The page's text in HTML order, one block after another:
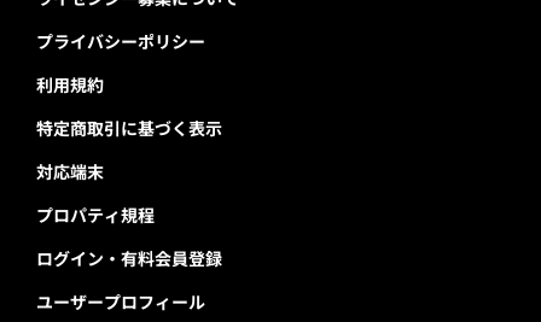
プライバシーポリシー
利用規約
特定商取引に基づく表示
対応端末
プロパティ規程
ログイン・有料会員登録
ユーザープロフィール